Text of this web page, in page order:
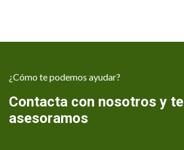
¿Cómo te podemos ayudar?
Contacta con nosotros y te
asesoramos